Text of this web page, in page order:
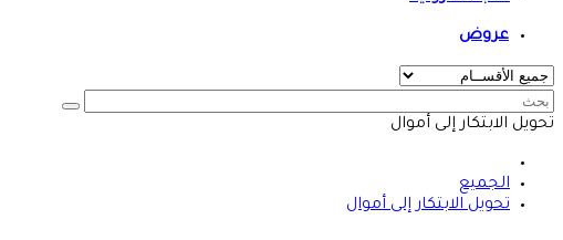
عروض
تحويل الابتكار إلى أموال
الجميع
تحويل الابتكار إلى أموال